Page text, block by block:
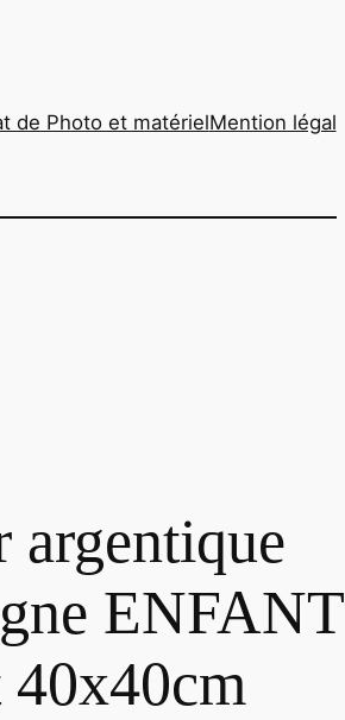
de Photo et matérielMention légal
argentique
ENFANT
40x40cm